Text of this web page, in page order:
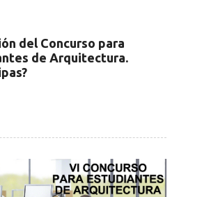
del Concurso para
de Arquitectura.